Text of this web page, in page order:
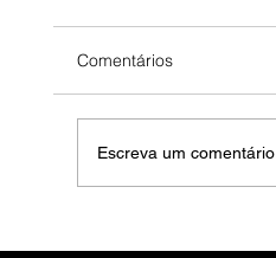
Comentários
Escreva um comentário